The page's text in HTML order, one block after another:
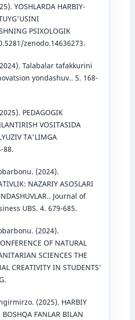
YOSHLARDA HARBIY-
PSIXOLOGIK
zenodo.14636273.
Talabalar tafakkurini
yondashuv.. 5. 168-
PEDAGOGIK
VOSITASIDA
TA'LIMGA
88.
(2024).
NAZARIY ASOSLARI
Journal of
UBS. 4. 679-685.
(2024).
OF NATURAL
SCIENCES THE
CREATIVITY IN STUDENTS'
(2025). HARBIY
FANLAR BILAN